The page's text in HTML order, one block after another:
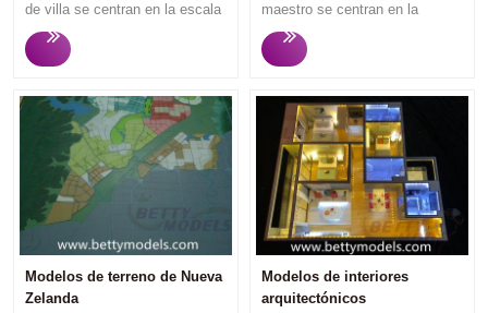
de villa se centran en la escala
arquitectónica y la
configuración del espacio entre
impresión de una planificación
urbana y su diseño a los
visitantes. Para las inversiones
y ventas de bienes raíces, los
promotores inmobiliarios
quieren más que el modelo de
plan maestro refleje las
relaciones de la región con el
futuro desarrollo,
infraestructura, tráfico e
maestro se centran en la
escala arquitectónica y la
configuración del espacio entre
impresión de una planificación
urbana y su diseño a los
visitantes. Los modelos
masivos tienen pocos detalles,
por lo que el precio del modelo
es mucho más bajo que el
modelo de color detallado.
Normalmente, al comienzo del
diseño, el cliente prefiere hacer
este tipo de modelos para
Modelos de terreno de Nueva
Zelanda
Modelos de interiores
arquitectónicos